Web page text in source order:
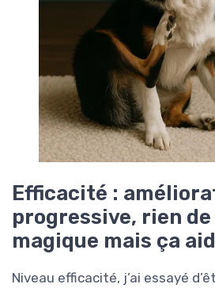
Efficacité :
progressive, rien de
magique mais ça
Niveau efficacité, j’ai essayé